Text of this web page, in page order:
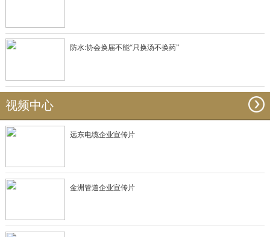
防水:协会换届不能“只换汤不换药”
视频中心
远东电缆企业宣传片
金洲管道企业宣传片